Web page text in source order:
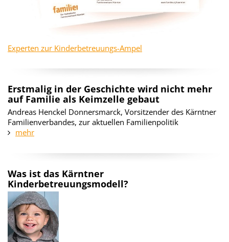
Experten zur Kinderbetreuungs-Ampel
Erstmalig in der Geschichte wird nicht mehr
auf Familie als Keimzelle gebaut
Andreas Henckel Donnersmarck, Vorsitzender des Kärntner
Familienverbandes, zur aktuellen Familienpolitik
mehr
Was ist das Kärntner
Kinderbetreuungsmodell?